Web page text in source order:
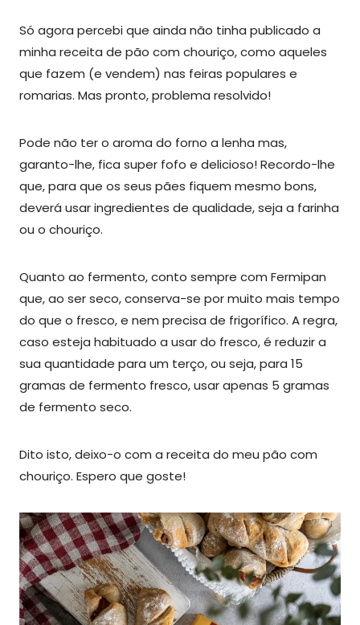
Só agora percebi que ainda não tinha publicado a
minha receita de pão com chouriço, como aqueles
que fazem (e vendem) nas feiras populares e
romarias. Mas pronto, problema resolvido!
Pode não ter o aroma do forno a lenha mas,
garanto-lhe, fica super fofo e delicioso! Recordo-lhe
que, para que os seus pães fiquem mesmo bons,
deverá usar ingredientes de qualidade, seja a farinha
ou o chouriço.
Quanto ao fermento, conto sempre com Fermipan
que, ao ser seco, conserva-se por muito mais tempo
do que o fresco, e nem precisa de frigorífico. A regra,
caso esteja habituado a usar do fresco, é reduzir a
sua quantidade para um terço, ou seja, para 15
gramas de fermento fresco, usar apenas 5 gramas
de fermento seco.
Dito isto, deixo-o com a receita do meu pão com
chouriço. Espero que goste!